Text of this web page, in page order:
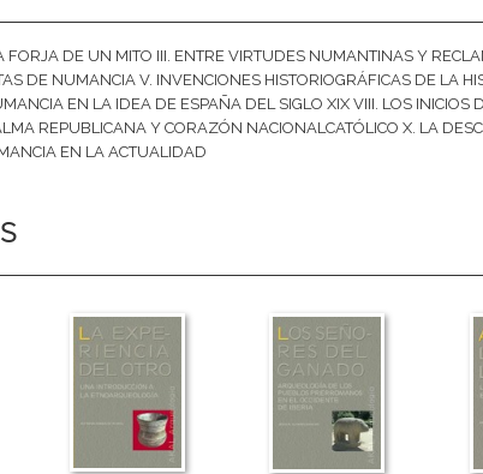
DE UN MITO III. ENTRE VIRTUDES NUMANTINAS Y
DE NUMANCIA V. INVENCIONES HISTORIOGRÁFICAS DE LA
EN LA IDEA DE ESPAÑA DEL SIGLO XIX VIII. LOS INICIOS
REPUBLICANA Y CORAZÓN NACIONALCATÓLICO X. LA
EN LA ACTUALIDAD